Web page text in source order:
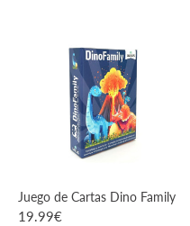
Juego de Cartas Dino Family
19.99€